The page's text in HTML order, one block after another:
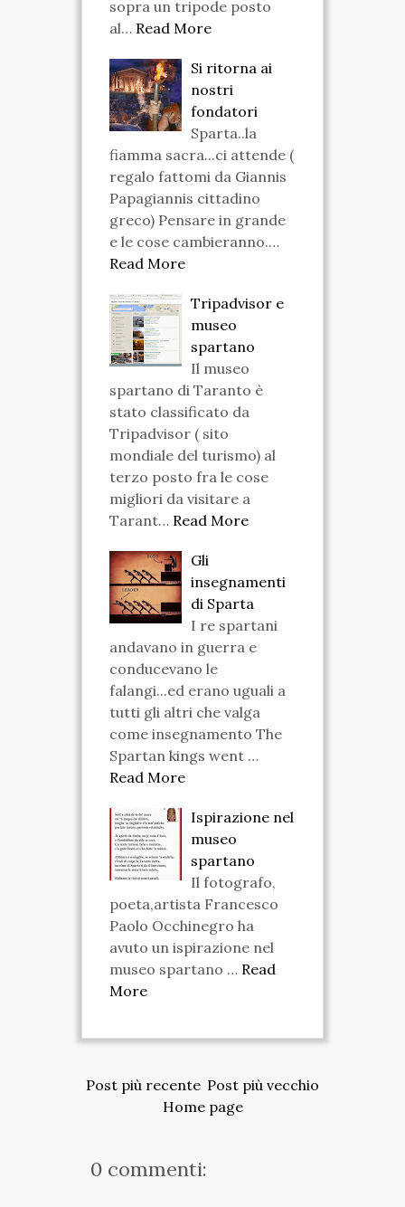
sopra un tripode posto
al… Read More
Si ritorna ai
nostri
fondatori
Sparta..la
fiamma sacra...ci attende (
regalo fattomi da Giannis
Papagiannis cittadino
greco) Pensare in grande
e le cose cambieranno.…
Read More
Tripadvisor e
museo
spartano
Il museo
spartano di Taranto è
stato classificato da
Tripadvisor ( sito
mondiale del turismo) al
terzo posto fra le cose
migliori da visitare a
Tarant… Read More
Gli
insegnamenti
di Sparta
I re spartani
andavano in guerra e
conducevano le
falangi...ed erano uguali a
tutti gli altri che valga
come insegnamento The
Spartan kings went …
Read More
Ispirazione nel
museo
spartano
Il fotografo,
poeta,artista Francesco
Paolo Occhinegro ha
avuto un ispirazione nel
museo spartano … Read
More
Post più recente Post più vecchio
Home page
0 commenti: